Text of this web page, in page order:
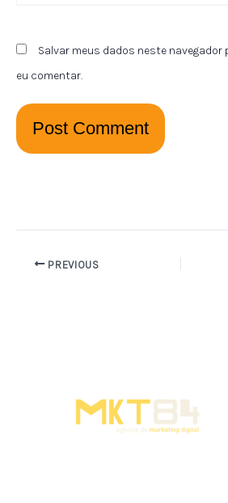
Salvar meus dados neste navegador
eu comentar.
PREVIOUS